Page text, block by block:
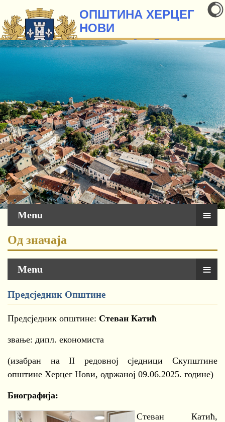
ОПШТИНА ХЕРЦЕГ
НОВИ
званична презентација
Сервис за грађане
Menu ≡
Од значаја
Menu ≡
Предсједник Општине
Предсједник општине: Стеван Катић
звање: дипл. економиста
(изабран на II редовној сједници Скупштине
општине Херцег Нови, одржаној 09.06.2025. године)
Биографија:
Стеван Катић,